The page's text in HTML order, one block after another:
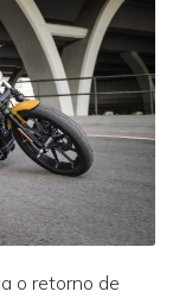
o retorno de